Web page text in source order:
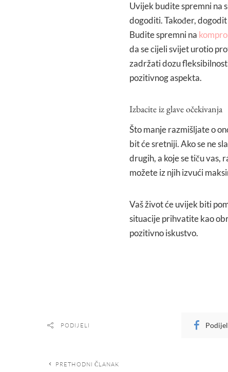
Uvijek budite spremni na
dogoditi. Također, dogodit
Budite spremni na
da se cijeli svijet urotio
zadržati dozu
pozitivnog aspekta.
Izbacite iz glave očekivanja
Što manje razmišljate o
bit će sretniji. Ako se ne
drugih, a koje se tiču vas,
možete iz njih izvući
Vaš život će uvijek biti
situacije prihvatite kao
pozitivno iskustvo.
PODIJELI
PRETHODNI ČLANAK